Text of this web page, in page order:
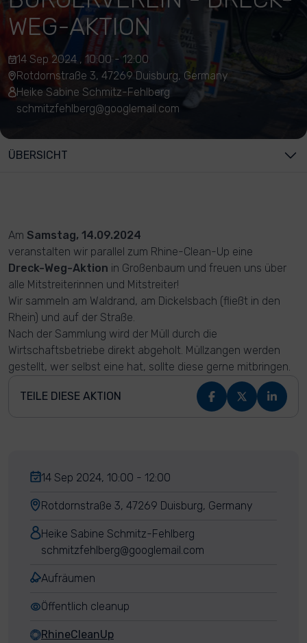
WEG-AKTION
14 Sep 2024 , 10:00 - 12:00
Rotdornstraße 3, 47269 Duisburg, Germany
Heike Sabine Schmitz-Fehlberg
schmitzfehlberg@googlemail.com
ÜBERSICHT
Am Samstag, 14.09.2024
veranstalten wir parallel zum Rhine-Clean-Up eine
Dreck-Weg-Aktion in Großenbaum und freuen uns über
alle Mitstreiterinnen und Mitstreiter!
Wir sammeln am Waldrand, am Dickelsbach (fließt in den
Rhein) und auf der Straße.
Nach der Sammlung wird der Müll durch die
Wirtschaftsbetriebe direkt abgeholt. Müllzangen werden
gestellt, wer selbst eine hat, sollte diese gerne mitbringen.
TEILE DIESE AKTION
14 Sep 2024, 10:00 - 12:00
Rotdornstraße 3, 47269 Duisburg, Germany
Heike Sabine Schmitz-Fehlberg
schmitzfehlberg@googlemail.com
Aufräumen
Öffentlich cleanup
RhineCleanUp